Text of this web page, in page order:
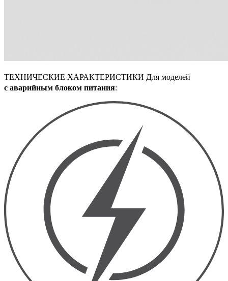
ТЕХНИЧЕСКИЕ ХАРАКТЕРИСТИКИ Для моделей
с аварийным блоком питания: